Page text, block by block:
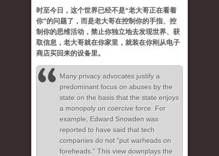
时至今日，这个世界已经不是“老大哥正在看着
你”的问题了，而是老大哥在控制你的手指、控
制你的思维活动，禁止你独立地去发现世界、获
取信息，老大哥就在你家里，就装在你刚从电子
商店买回来的设备里。
Many privacy advocates justify a
predominant focus on abuses by the
state on the basis that the state enjoys
a monopoly on coercive force. For
example, Edward Snowden was
reported to have said that tech
companies do not “put warheads on
foreheads.” This view downplays the